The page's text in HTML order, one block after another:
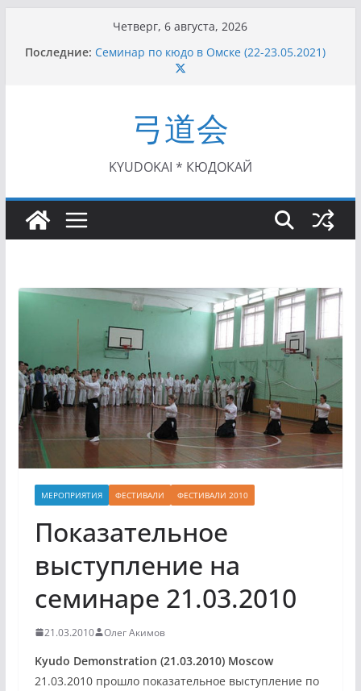
содержимому
Четверг, 6 августа, 2026
Последние: Семинар по кюдо в Омске (22-23.05.2021)
Чемпионат Росcии, Дёмино (2-5.09.2021)
II Кубок Посла Японии в России по Кюдо,
Орёл (25.07.2021)
I этап Кубка Московской области по Кюдо /
Сейдокан II (27.06.2021)
弓道会
KYUDOKAI * КЮДОКАЙ
МЕРОПРИЯТИЯ ФЕСТИВАЛИ ФЕСТИВАЛИ 2010
Показательное
выступление на
семинаре 21.03.2010
21.03.2010 Олег Акимов
Kyudo Demonstration (21.03.2010) Moscow
21.03.2010 прошло показательное выступление по